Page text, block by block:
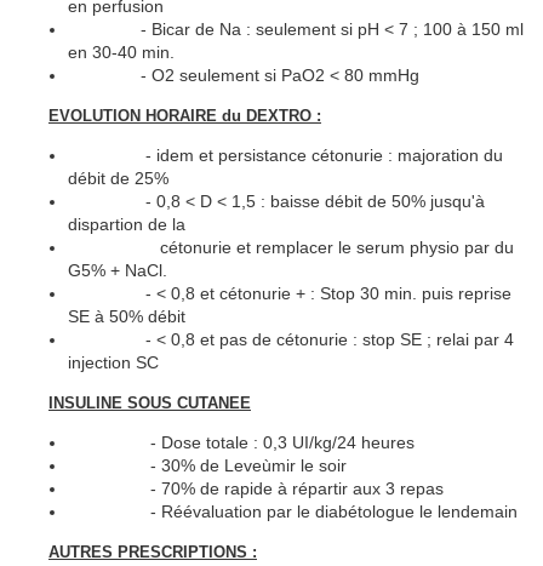
en perfusion
- Bicar de Na : seulement si pH < 7 ; 100 à 150 ml
en 30-40 min.
- O2 seulement si PaO2 < 80 mmHg
EVOLUTION HORAIRE du DEXTRO :
- idem et persistance cétonurie : majoration du
débit de 25%
- 0,8 < D < 1,5 : baisse débit de 50% jusqu'à
dispartion de la
cétonurie et remplacer le serum physio par du
G5% + NaCl.
- < 0,8 et cétonurie + : Stop 30 min. puis reprise
SE à 50% débit
- < 0,8 et pas de cétonurie : stop SE ; relai par 4
injection SC
INSULINE SOUS CUTANEE
- Dose totale : 0,3 UI/kg/24 heures
- 30% de Leveùmir le soir
- 70% de rapide à répartir aux 3 repas
- Réévaluation par le diabétologue le lendemain
AUTRES PRESCRIPTIONS :